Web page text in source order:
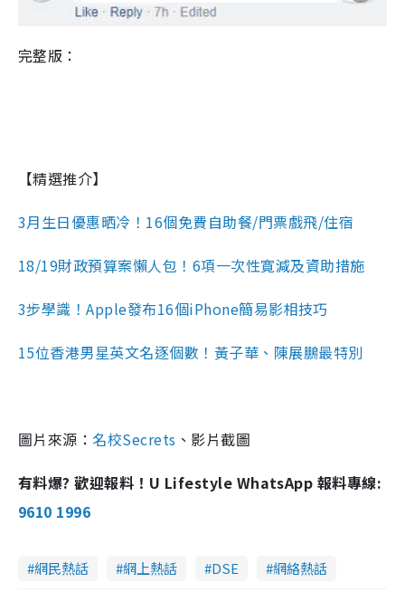
完整版：
【精選推介】
3月生日優惠晒冷！16個免費自助餐/門票戲飛/住宿
18/19財政預算案懶人包！6項一次性寛減及資助措施
3步學識！Apple發布16個iPhone簡易影相技巧
15位香港男星英文名逐個數！黃子華、陳展鵬最特別
圖片來源： 名校Secrets 、影片截圖
有料爆? 歡迎報料！U Lifestyle WhatsApp 報料專線:
9610 1996
網民熱話 網上熱話 DSE 網絡熱話